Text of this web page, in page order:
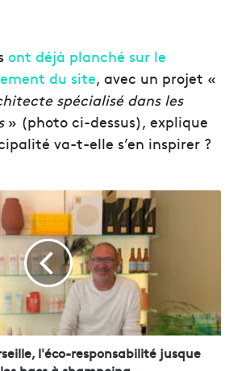
ont déjà planché sur le
du site, avec un projet «
spécialisé dans les
» (photo ci-dessus), explique
va-t-elle s’en inspirer ?
l'éco-responsabilité jusque